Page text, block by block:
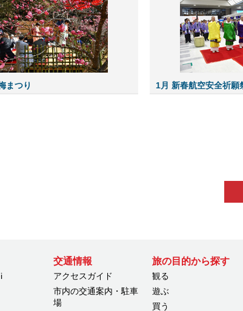
まつり 1月 新春航空安全祈願
交通情報
アクセスガイド
市内の交通案内・駐車
場
旅の目的から探す
観る
遊ぶ
買う